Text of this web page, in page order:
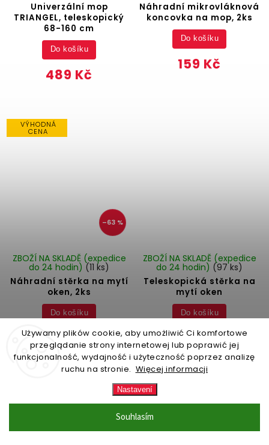
Używamy plików cookie, aby umożliwić Ci komfortowe
przeglądanie strony internetowej lub poprawić jej
funkcjonalność, wydajność i użyteczność poprzez analizę
ruchu na stronie. Więcej informacji
Nastavení
Souhlasím
Univerzální mop
TRIANGEL, teleskopický
68-160 cm
489 Kč
Do košíku
Náhradní mikrovláknová
koncovka na mop, 2ks
159 Kč
Do košíku
VÝHODNÁ
CENA
–63 %
Náhradní stěrka na mytí
oken, 2ks
ZBOŽÍ NA SKLADĚ (expedice
do 24 hodin) (11 ks)
97 Kč
Do košíku
Teleskopická stěrka na
mytí oken
ZBOŽÍ NA SKLADĚ (expedice
do 24 hodin) (97 ks)
999 Kč
Do košíku
Načíst další 4
1 2